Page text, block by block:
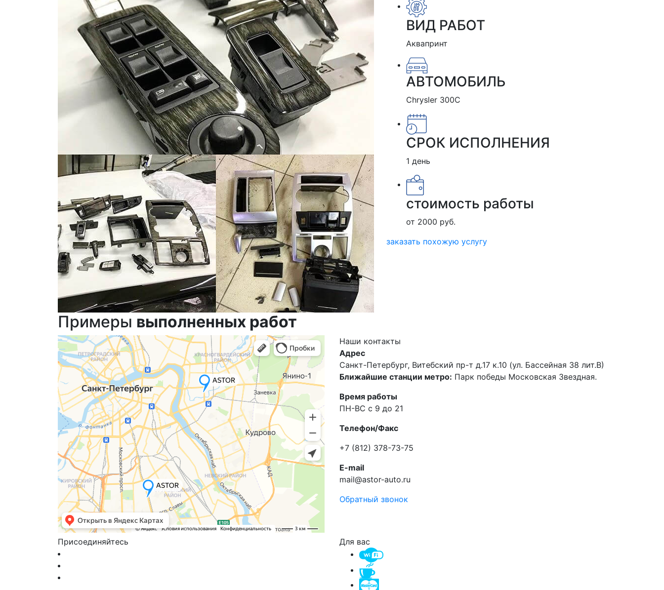
ВИД РАБОТ
Аквапринт
АВТОМОБИЛЬ
Chrysler 300C
СРОК ИСПОЛНЕНИЯ
1 день
стоимость работы
от 2000 руб.
заказать похожую услугу
Примеры выполненных работ
Наши контакты
Адрес
Санкт-Петербург, Витебский пр-т д.17 к.10 (ул. Бассейная 38 лит.В)
Ближайшие станции метро: Парк победы Московская Звездная.
Время работы
ПН-ВС с 9 до 21
Телефон/Факс
+7 (812) 378-73-75
E-mail
mail@astor-auto.ru
Обратный звонок
Присоединяйтесь Для вас